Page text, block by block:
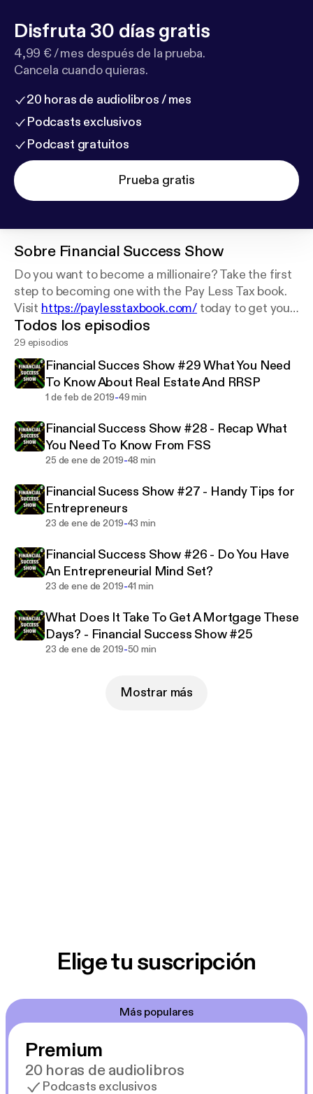
Disfruta 30 días gratis
4,99 € / mes después de la prueba.
Cancela cuando quieras.
20 horas de audiolibros / mes
Podcasts exclusivos
Podcast gratuitos
Prueba gratis
Sobre Financial Success Show
Do you want to become a millionaire? Take the first
step to becoming one with the Pay Less Tax book.
Visit https://paylesstaxbook.com/ today to get your
free copy!
Todos los episodios
29 episodios
Financial Succes Show #29 What You Need
To Know About Real Estate And RRSP
1 de feb de 2019-49 min
Financial Success Show #28 - Recap What
You Need To Know From FSS
25 de ene de 2019-48 min
Financial Sucess Show #27 - Handy Tips for
Entrepreneurs
23 de ene de 2019-43 min
Financial Success Show #26 - Do You Have
An Entrepreneurial Mind Set?
23 de ene de 2019-41 min
What Does It Take To Get A Mortgage These
Days? - Financial Success Show #25
23 de ene de 2019-50 min
Mostrar más
Elige tu suscripción
Más populares
Premium
20 horas de audiolibros
Podcasts exclusivos